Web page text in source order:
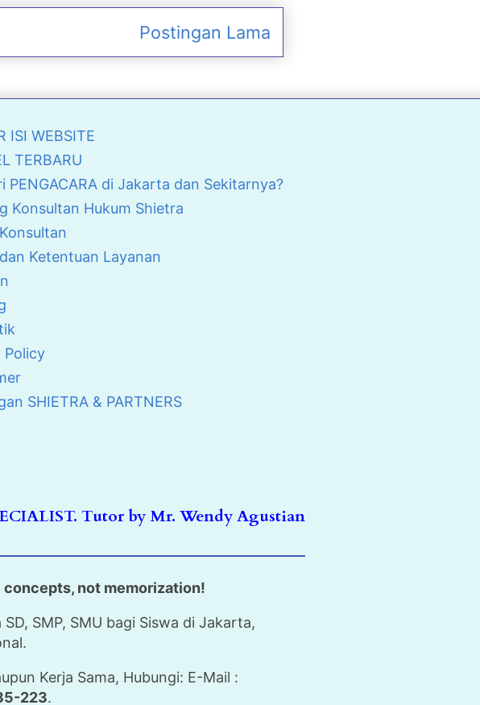
Postingan Lama
ISI WEBSITE
TERBARU
PENGACARA di Jakarta dan Sekitarnya?
Konsultan Hukum Shietra
Ketentuan Layanan
Policy
SHIETRA & PARTNERS
Tutor by Mr. Wendy Agustian
not memorization!
SMP, SMU bagi Siswa di Jakarta,
Kerja Sama, Hubungi: E-Mail :
223.